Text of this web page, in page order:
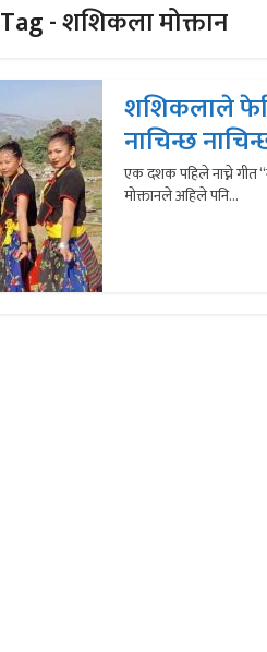
Tag - शशिकला मोक्तान
शशिकलाले
नाचिन्छ
एक दशक पहिले नाच्ने गीत
मोक्तानले अहिले पनि...